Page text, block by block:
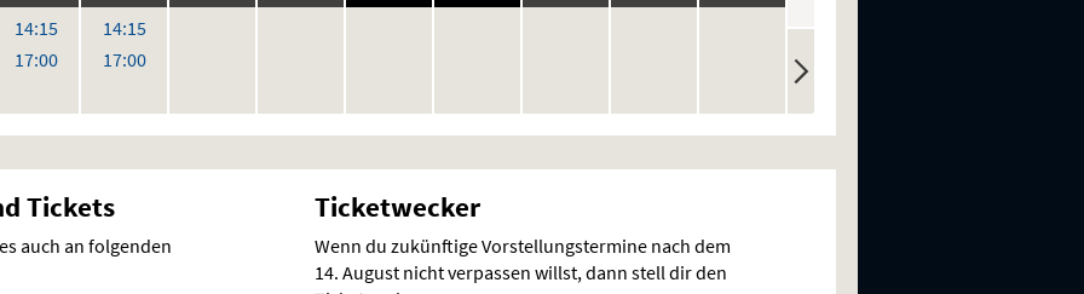
14:15Uhr
17:00Uhr
14:15Uhr
17:00Uhr
keine
Tickets
auch an folgenden
Ticketwecker
Wenn du zukünftige Vorstellungstermine nach dem
14. August nicht verpassen willst, dann stell dir den